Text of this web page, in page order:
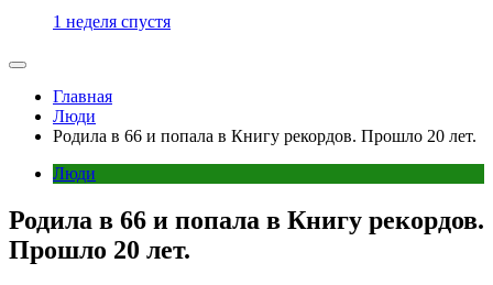
1 неделя спустя
Главная
Люди
Родила в 66 и попала в Книгу рекордов. Прошло 20 лет.
Люди
Родила в 66 и попала в Книгу рекордов.
Прошло 20 лет.